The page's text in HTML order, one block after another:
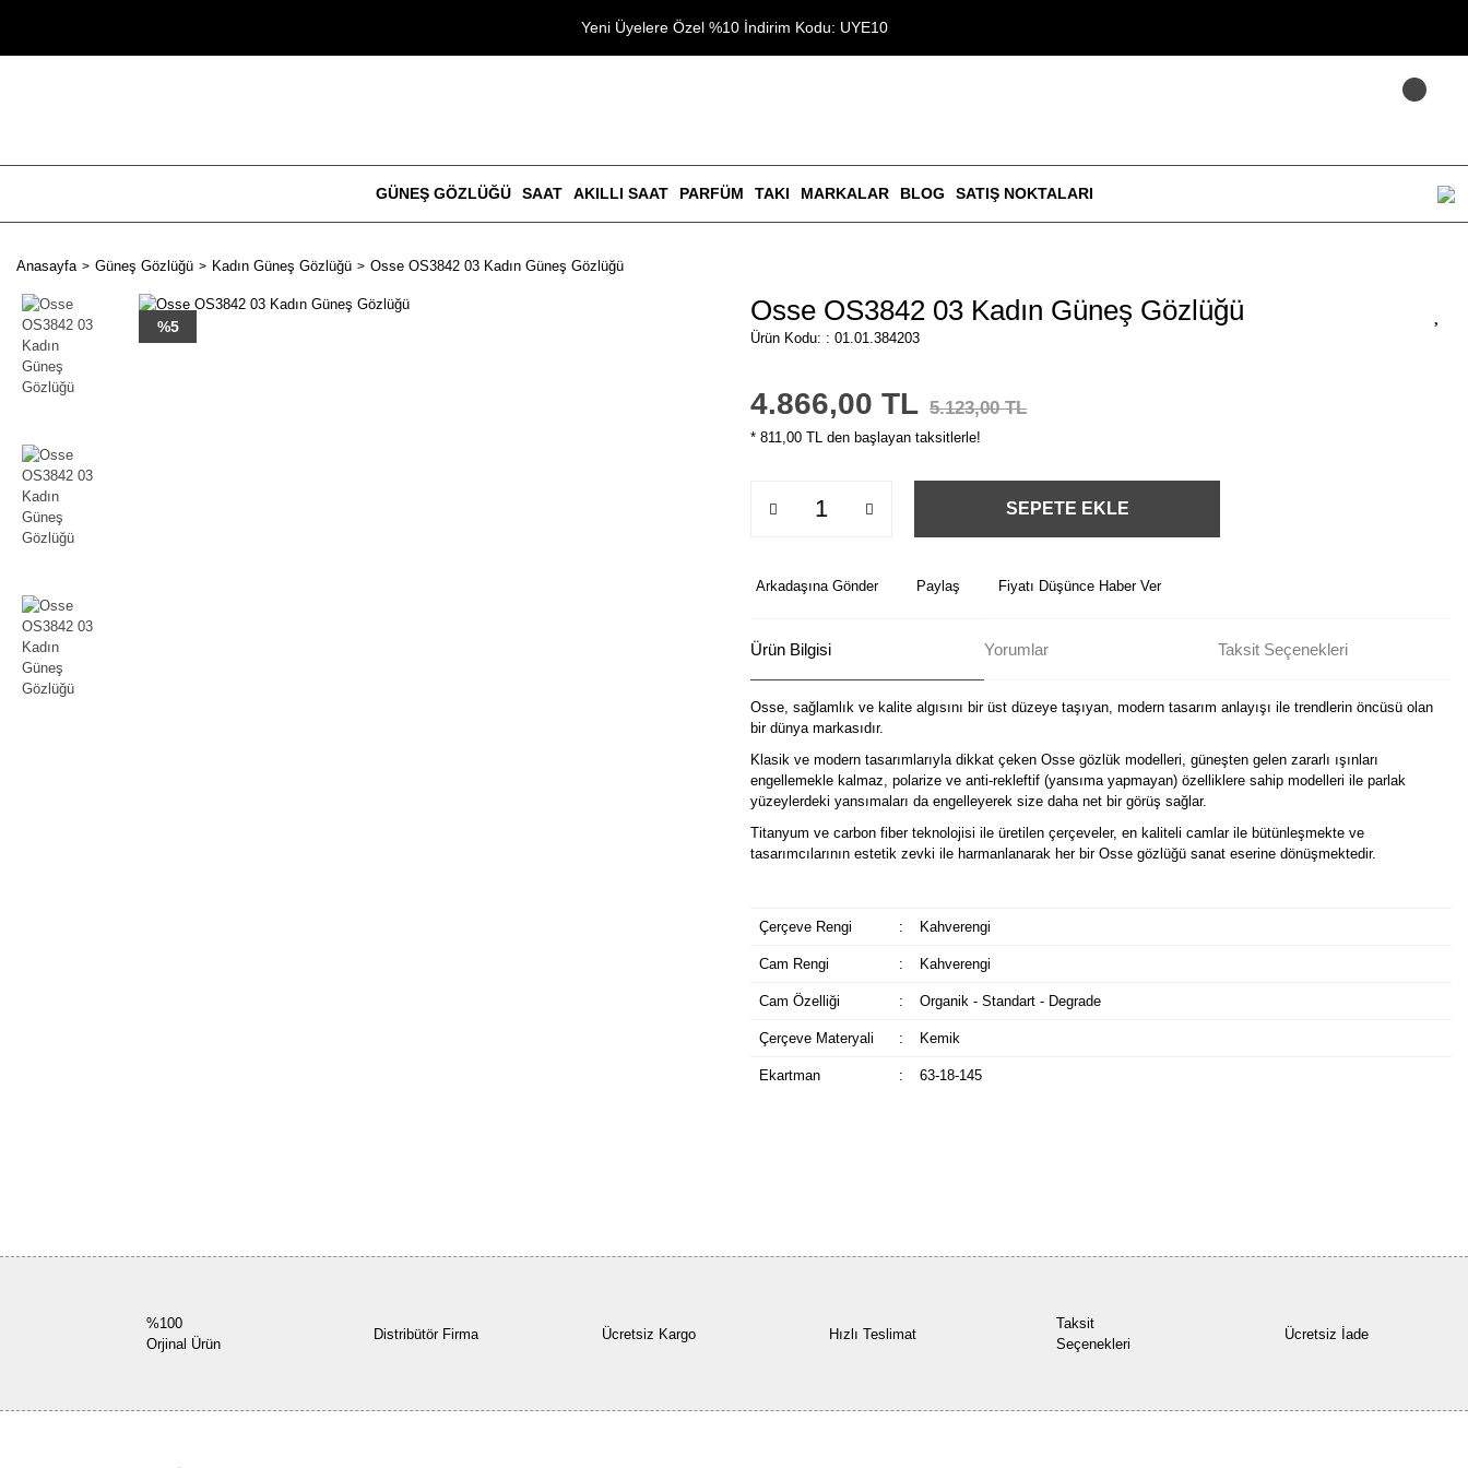
Yeni Üyelere Özel %10 İndirim Kodu: UYE10
GÜNEŞ GÖZLÜĞÜ SAAT AKILLI SAAT PARFÜM TAKI MARKALAR BLOG SATIŞ NOKTALARI
Anasayfa Güneş Gözlüğü Kadın Güneş Gözlüğü Osse OS3842 03 Kadın Güneş Gözlüğü
%5 Osse OS3842 03 Kadın Güneş Gözlüğü
Ürün Kodu: : 01.01.384203
4.866,00 TL 5.123,00 TL
* 811,00 TL den başlayan taksitlerle!
SEPETE EKLE
Arkadaşına Gönder Paylaş Fiyatı Düşünce Haber Ver
Ürün Bilgisi Yorumlar Taksit Seçenekleri
Osse, sağlamlık ve kalite algısını bir üst düzeye taşıyan, modern tasarım anlayışı ile trendlerin öncüsü olan
bir dünya markasıdır.
Klasik ve modern tasarımlarıyla dikkat çeken Osse gözlük modelleri, güneşten gelen zararlı ışınları
engellemekle kalmaz, polarize ve anti-rekleftif (yansıma yapmayan) özelliklere sahip modelleri ile parlak
yüzeylerdeki yansımaları da engelleyerek size daha net bir görüş sağlar.
Titanyum ve carbon fiber teknolojisi ile üretilen çerçeveler, en kaliteli camlar ile bütünleşmekte ve
tasarımcılarının estetik zevki ile harmanlanarak her bir Osse gözlüğü sanat eserine dönüşmektedir.
Çerçeve Rengi : Kahverengi
Cam Rengi : Kahverengi
Cam Özelliği : Organik - Standart - Degrade
Çerçeve Materyali : Kemik
Ekartman : 63-18-145
%100
Orjinal Ürün
Distribütör Firma Ücretsiz Kargo Hızlı Teslimat
Taksit
Seçenekleri
Ücretsiz İade